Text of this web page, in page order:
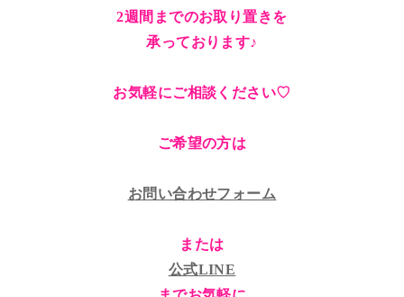
2週間までのお取り置きを
承っております♪
お気軽にご相談ください♡
ご希望の方は
お問い合わせフォーム
または
公式LINE